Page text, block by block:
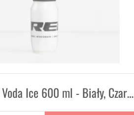
Bidon Trek Voda Ice 600 ml - Biały, Czarny